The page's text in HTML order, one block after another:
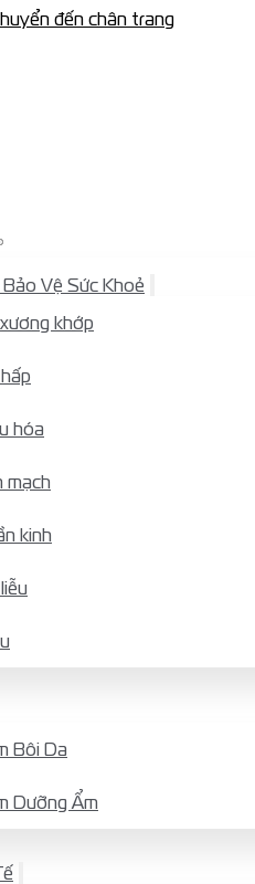
đến chân trang
Vệ Sức Khoẻ
khớp
hóa
mạch
kinh
Bôi Da
Dưỡng Ẩm